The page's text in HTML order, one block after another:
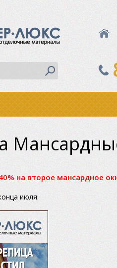
на второе мансардное
июля.